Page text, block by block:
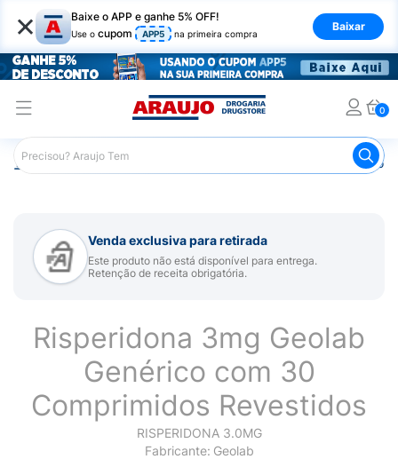
× Baixe o APP e ganhe 5% OFF!
Use o cupom APP5 na primeira compra
Baixar
0
Araujo Medicamentos Remédio para Sistema Nervoso
Venda exclusiva para retirada
Este produto não está disponível para entrega.
Retenção de receita obrigatória.
Risperidona 3mg Geolab
Genérico com 30
Comprimidos Revestidos
RISPERIDONA 3.0MG
Fabricante: Geolab